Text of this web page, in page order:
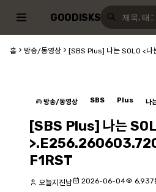
GOODISKS
홈 방송/동영상 [SBS Plus] 나는 SOLO <나
방송/동영상 SBS Plus 나
[SBS Plus] 나는
F1RST
오늘지진남 2026-06-04 6,937